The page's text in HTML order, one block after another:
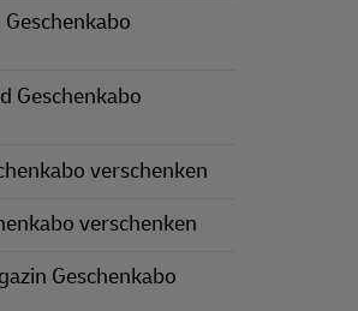
Geschenkabo
verschenken
verschenken
Geschenkabo